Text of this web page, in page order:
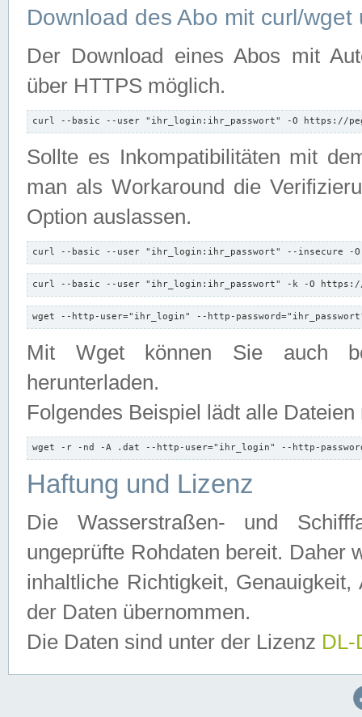
Download des Abo mit curl/
Der Download eines Abos mit
über HTTPS möglich.
curl --basic --user "ihr_login:ihr_passwort" -O https://
Sollte es Inkompatibilitäten mit
man als Workaround die
Option auslassen.
curl --basic --user "ihr_login:ihr_passwort" --insecure -
curl --basic --user "ihr_login:ihr_passwort" -k -O
wget --http-user="ihr_login" --http-
Mit Wget können Sie auch
herunterladen.
Folgendes Beispiel lädt alle
wget -r -nd -A .dat --http-user="ihr_login" --http-
Haftung und Lizenz
Die Wasserstraßen- und
ungeprüfte Rohdaten bereit. Daher
inhaltliche Richtigkeit,
der Daten übernommen.
Die Daten sind unter der Lizenz